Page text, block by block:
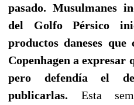
pasado. Musulmanes
del Golfo Pérsico
productos daneses que
Copenhagen a expresar
pero defendía el
publicarlas. Esta